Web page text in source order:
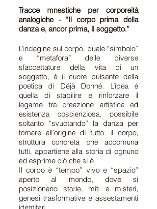
Tracce mnestiche per corporeità
analogiche - “Il corpo prima della
danza e, ancor prima, il soggetto.”
L’indagine sul corpo, quale “simbolo”
e “metafora” delle diverse
sfaccettature della vita di un
soggetto, è il cuore pulsante della
poetica di Déjà Donné. L’idea è
quella di stabilire e rinforzare il
legame tra creazione artistica ed
esistenza coscienziosa, possibile
soltanto “svuotando” la danza per
tornare all’origine di tutto: il corpo,
struttura concreta che accomuna
tutti, appartiene alla storia di ognuno
ed esprime ciò che si è.
Il corpo è “tempo” vivo e “spazio”
aperto al mondo, dove si
posizionano storie, miti e misteri,
genesi trasformative e assestamenti